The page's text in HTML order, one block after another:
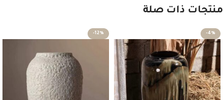
منتجات ذات صلة
-4%
-12%